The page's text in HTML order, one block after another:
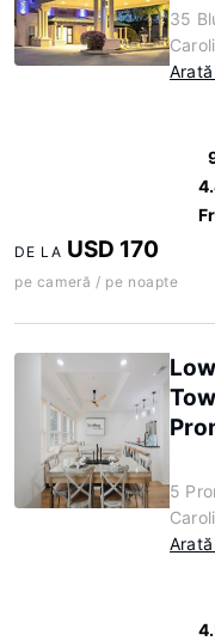
35
DE LA USD 170
pe cameră / pe noapte
5